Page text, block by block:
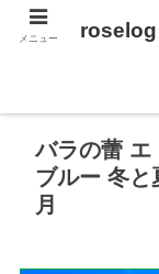
バラの蕾 エ
ブルー 冬と
月
メニュー roselog